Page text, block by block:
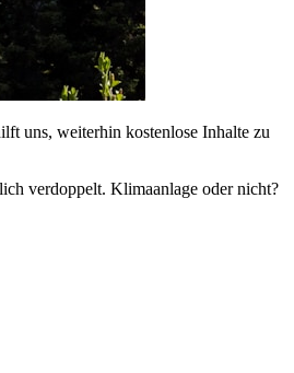
uns, weiterhin kostenlose Inhalte zu
verdoppelt. Klimaanlage oder nicht?